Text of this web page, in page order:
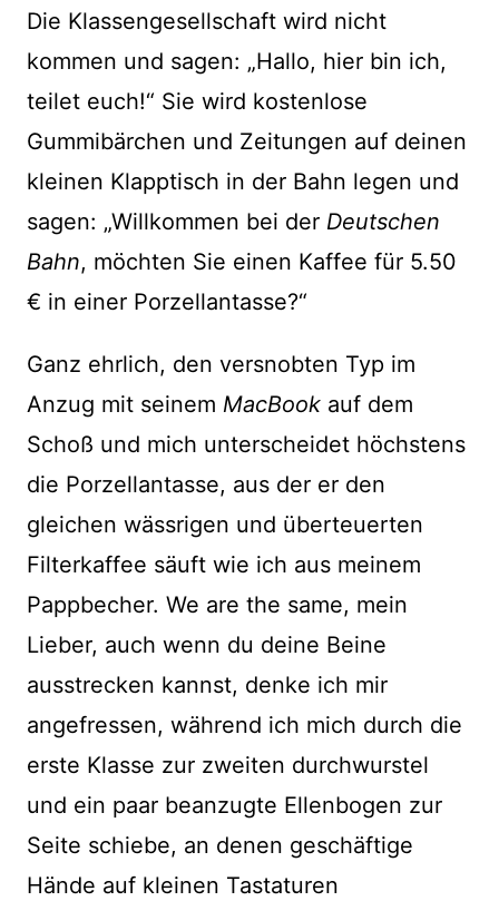
Die Klassengesellschaft wird nicht
kommen und sagen: „Hallo, hier bin ich,
teilet euch!“ Sie wird kostenlose
Gummibärchen und Zeitungen auf deinen
kleinen Klapptisch in der Bahn legen und
sagen: „Willkommen bei der Deutschen
Bahn, möchten Sie einen Kaffee für 5.50
€ in einer Porzellantasse?“
Ganz ehrlich, den versnobten Typ im
Anzug mit seinem MacBookauf dem
Schoß und mich unterscheidet höchstens
die Porzellantasse, aus der er den
gleichen wässrigen und überteuerten
Filterkaffee säuft wie ich aus meinem
Pappbecher. We are the same, mein
Lieber, auch wenn du deine Beine
ausstrecken kannst, denke ich mir
angefressen, während ich mich durch die
erste Klasse zur zweiten durchwurstel
und ein paar beanzugte Ellenbogen zur
Seite schiebe, an denen geschäftige
Hände auf kleinen Tastaturen